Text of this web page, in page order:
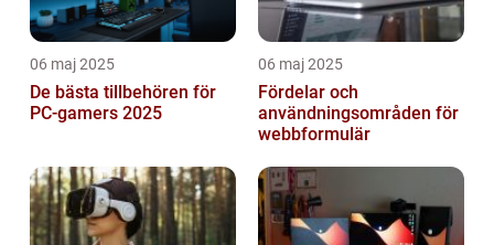
06 maj 2025
De bästa tillbehören för
PC-gamers 2025
06 maj 2025
Fördelar och
användningsområden för
webbformulär